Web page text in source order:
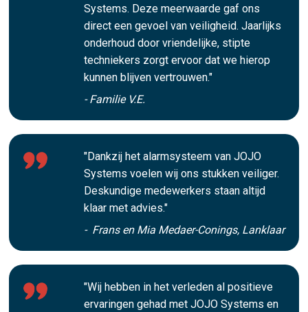
Systems. Deze meerwaarde gaf ons
direct een gevoel van veiligheid. Jaarlijks
onderhoud door vriendelijke, stipte
techniekers zorgt ervoor dat we hierop
kunnen blijven vertrouwen."
- Familie V.E.
"Dankzij het alarmsysteem van JOJO
Systems voelen wij ons stukken veiliger.
Deskundige medewerkers staan altijd
klaar met advies."
- Frans en Mia Medaer-Conings, Lanklaar
"Wij hebben in het verleden al positieve
ervaringen gehad met JOJO Systems en